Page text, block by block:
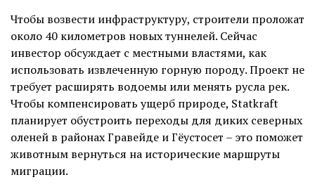
Чтобы возвести инфраструктуру, строители проложат
около 40 километров новых туннелей. Сейчас
инвестор обсуждает с местными властями, как
использовать извлеченную горную породу. Проект не
требует расширять водоемы или менять русла рек.
Чтобы компенсировать ущерб природе, Statkraft
планирует обустроить переходы для диких северных
оленей в районах Гравейде и Гёустосет – это поможет
животным вернуться на исторические маршруты
миграции.